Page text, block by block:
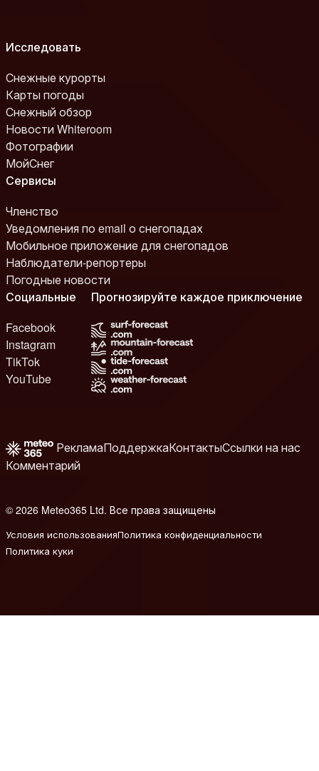
Исследовать
Снежные курорты
Карты погоды
Снежный обзор
Новости Whiteroom
Фотографии
МойСнег
Сервисы
Членство
Уведомления по email о снегопадах
Мобильное приложение для снегопадов
Наблюдатели-репортеры
Погодные новости
Социальные
Facebook
Instagram
TikTok
YouTube
Прогнозируйте каждое приключение
РекламаПоддержкаКонтактыСсылки на нас
Комментарий
© 2026 Meteo365 Ltd. Все права защищены
Условия использованияПолитика конфиденциальности
Политика куки